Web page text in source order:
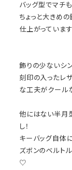
バッグ型でマチ
ちょっと大きめ
仕上がっています
飾りの少ないシ
刻印の入ったレ
な工夫がクール
他にはない半月
し！
キーバッグ自体
ズボンのベルト
♡